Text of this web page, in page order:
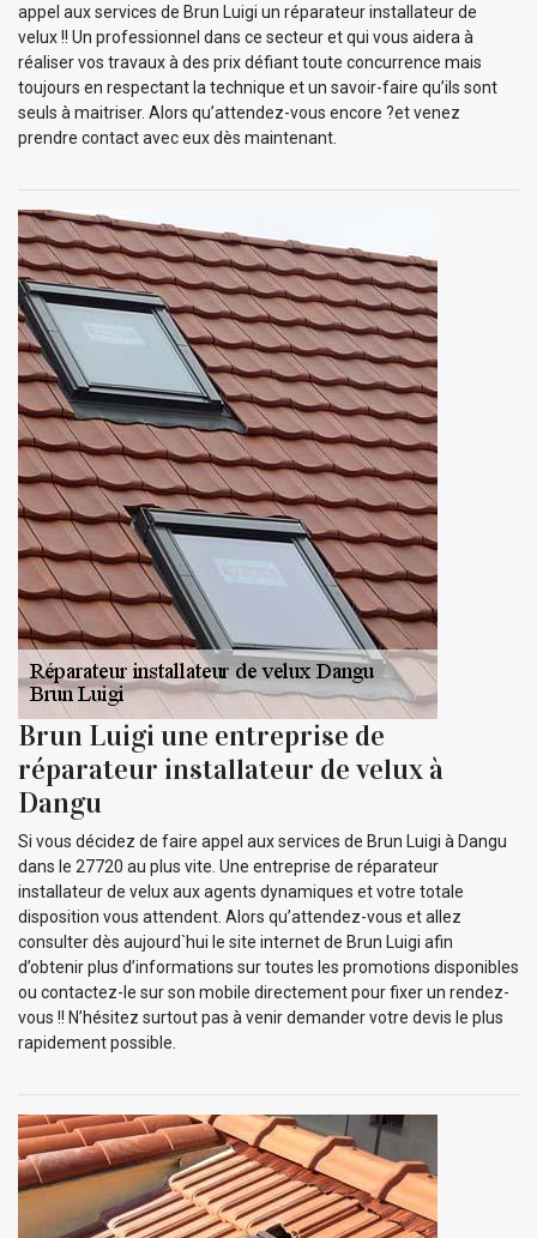
appel aux services de Brun Luigi un réparateur installateur de
velux !! Un professionnel dans ce secteur et qui vous aidera à
réaliser vos travaux à des prix défiant toute concurrence mais
toujours en respectant la technique et un savoir-faire qu’ils sont
seuls à maitriser. Alors qu’attendez-vous encore ?et venez
prendre contact avec eux dès maintenant.
Brun Luigi une entreprise de
réparateur installateur de velux à
Dangu
Si vous décidez de faire appel aux services de Brun Luigi à Dangu
dans le 27720 au plus vite. Une entreprise de réparateur
installateur de velux aux agents dynamiques et votre totale
disposition vous attendent. Alors qu’attendez-vous et allez
consulter dès aujourd`hui le site internet de Brun Luigi afin
d’obtenir plus d’informations sur toutes les promotions disponibles
ou contactez-le sur son mobile directement pour fixer un rendez-
vous !! N’hésitez surtout pas à venir demander votre devis le plus
rapidement possible.